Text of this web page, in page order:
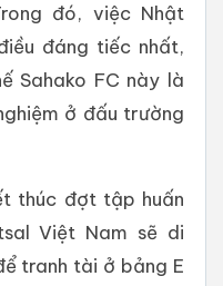
đó, việc Nhật
đáng tiếc nhất,
Sahako FC này là
ở đấu trường
thúc đợt tập huấn
Việt Nam sẽ di
tranh tài ở bảng E